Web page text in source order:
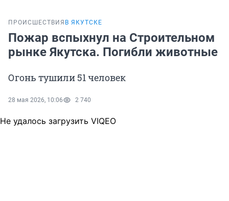
ПРОИСШЕСТВИЯ В ЯКУТСКЕ
Пожар вспыхнул на Строительном
рынке Якутска. Погибли животные
Огонь тушили 51 человек
28 мая 2026, 10:06 2 740
Не удалось загрузить VIQEO